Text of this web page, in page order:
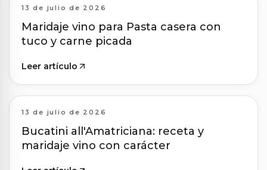
13 de julio de 2026
Maridaje vino para Pasta casera con
tuco y carne picada
Leer artículo
13 de julio de 2026
Bucatini all'Amatriciana: receta y
maridaje vino con carácter